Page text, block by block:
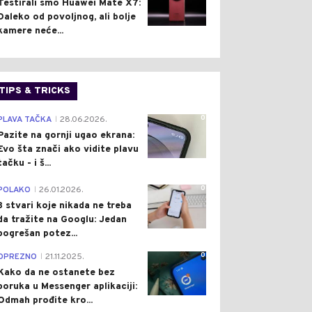
smo Huawei Mate X7:
od povoljnog, ali bolje
neće...
TIPS & TRICKS
0
TAČKA 28.06.2026.
na gornji ugao ekrana:
šta znači ako vidite plavu
- i š...
0
26.01.2026.
stvari koje nikada ne treba
tražite na Googlu: Jedan
potez...
0
21.11.2025.
da ne ostanete bez
u Messenger aplikaciji:
prođite kro...